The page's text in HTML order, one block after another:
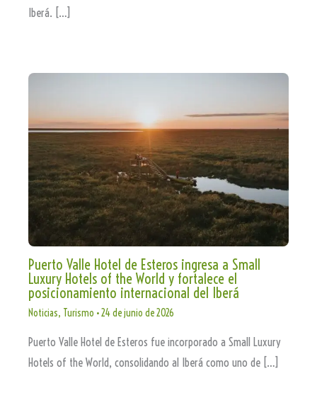
Iberá. […]
Puerto Valle Hotel de Esteros ingresa a Small
Luxury Hotels of the World y fortalece el
posicionamiento internacional del Iberá
Noticias, Turismo •24 de junio de 2026
Puerto Valle Hotel de Esteros fue incorporado a Small Luxury
Hotels of the World, consolidando al Iberá como uno de […]